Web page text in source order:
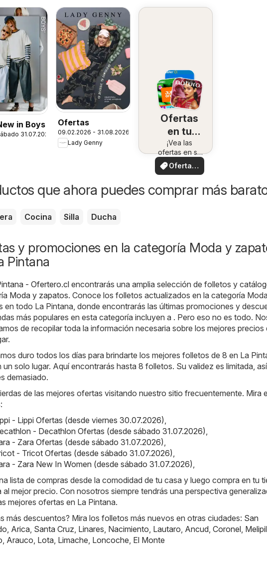
in Boys
31.07.2026
Ofertas
09.02.2026 - 31.08.2026
Lady Genny
Ofertas
en tu
zona
¡Vea las
ofertas en su
zona!
Ofertas
locales
que ahora puedes comprar más
Cocina Silla Ducha
y promociones en la categoría Moda y
Pintana
- Ofertero.cl encontrarás una amplia selección de folletos y
Moda y zapatos. Conoce los folletos actualizados en la categoría
en todo La Pintana, donde encontrarás las últimas promociones y
más populares en esta categoría incluyen a . Pero eso no es todo.
de recopilar toda la información necesaria sobre los mejores precios
duro todos los días para brindarte los mejores folletos de 8 en La
un solo lugar. Aquí encontrarás hasta 8 folletos. Su validez es limitada,
demasiado.
de las mejores ofertas visitando nuestro sitio frecuentemente. Mira
- Lippi Ofertas (desde viernes 30.07.2026),
- Decathlon Ofertas (desde sábado 31.07.2026),
- Zara Ofertas (desde sábado 31.07.2026),
- Tricot Ofertas (desde sábado 31.07.2026),
- Zara New In Women (desde sábado 31.07.2026),
lista de compras desde la comodidad de tu casa y luego compra en tu
al mejor precio. Con nosotros siempre tendrás una perspectiva
mejores ofertas en La Pintana.
más descuentos? Mira los folletos más nuevos en otras ciudades: San
, Arica, Santa Cruz, Linares, Nacimiento, Lautaro, Ancud, Coronel,
, Arauco, Lota, Limache, Loncoche, El Monte